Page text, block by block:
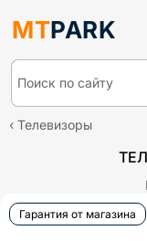
MTPARK
Поиск по сайту
Телевизоры
Гарантия от магазина